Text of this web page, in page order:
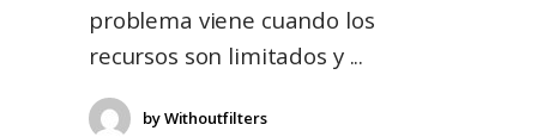
problema viene cuando los
recursos son limitados y
byWithoutfilters